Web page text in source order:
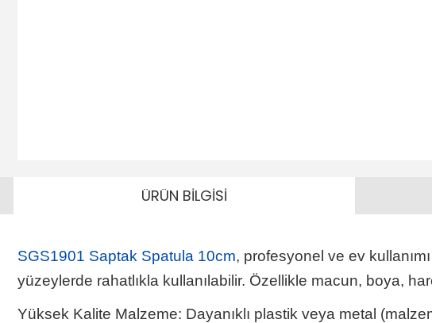
ÜRÜN BİLGİSİ
SGS1901 Saptak Spatula 10cm, profesyonel ve ev
yüzeylerde rahatlıkla kullanılabilir. Özellikle macun, boya,
Yüksek Kalite Malzeme: Dayanıklı plastik veya metal